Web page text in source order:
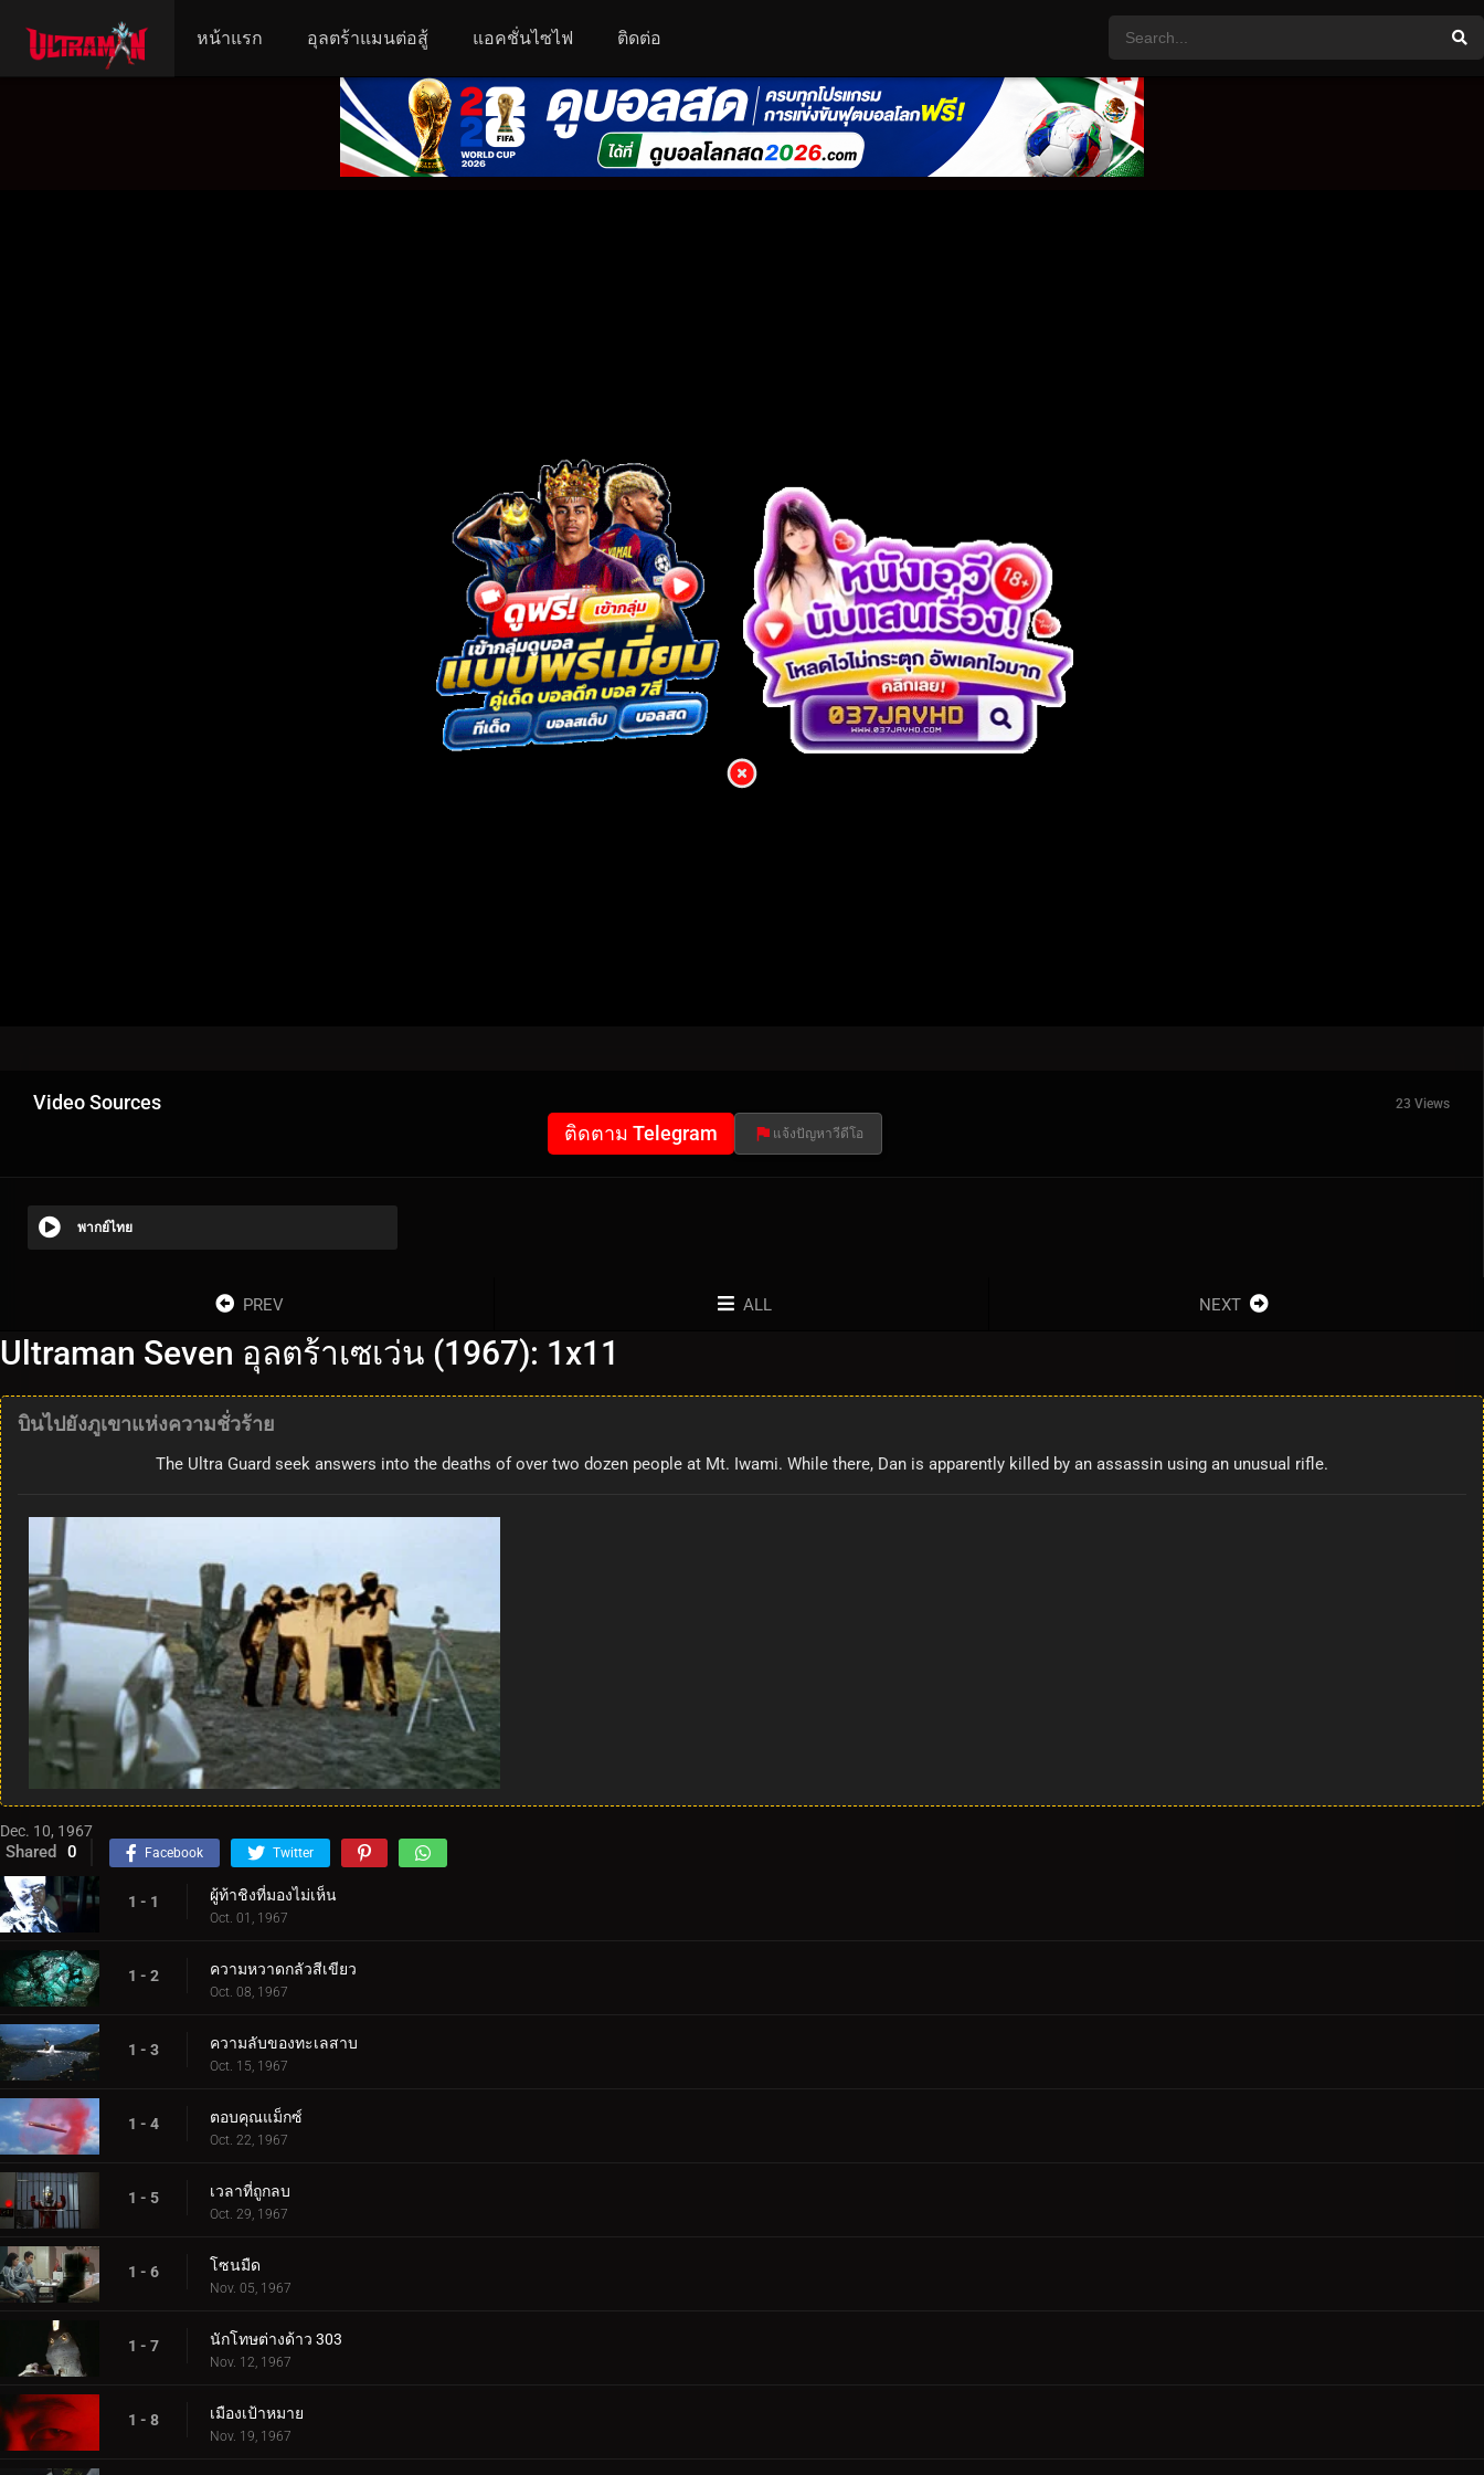
หน้าแรก อุลตร้าแมนต่อสู้ แอคชั่นไซไฟ ติดต่อ
Video Sources 23 Views
ติดตาม Telegram แจ้งปัญหาวีดีโอ
พากย์ไทย
PREV ALL NEXT
Ultraman Seven อุลตร้าเซเว่น (1967): 1x11
บินไปยังภูเขาแห่งความชั่วร้าย
The Ultra Guard seek answers into the deaths of over two dozen people at Mt. Iwami. While there, Dan is apparently killed by an assassin using an unusual rifle.
Dec. 10, 1967
Shared 0 Facebook Twitter
1 - 1 ผู้ท้าชิงที่มองไม่เห็น
Oct. 01, 1967
1 - 2 ความหวาดกลัวสีเขียว
Oct. 08, 1967
1 - 3 ความลับของทะเลสาบ
Oct. 15, 1967
1 - 4 ตอบคุณแม็กซ์
Oct. 22, 1967
1 - 5 เวลาที่ถูกลบ
Oct. 29, 1967
1 - 6 โซนมืด
Nov. 05, 1967
1 - 7 นักโทษต่างด้าว 303
Nov. 12, 1967
1 - 8 เมืองเป้าหมาย
Nov. 19, 1967